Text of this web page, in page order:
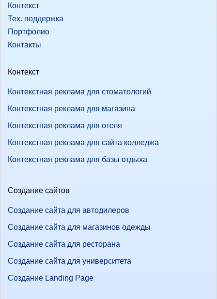
Контекст
Тех. поддержка
Портфолио
Контакты
Контекст
Контекстная реклама для стоматологий
Контекстная реклама для магазина
Контекстная реклама для отеля
Контекстная реклама для сайта колледжа
Контекстная реклама для базы отдыха
Создание сайтов
Создание сайта для автодилеров
Создание сайта для магазинов одежды
Создание сайта для ресторана
Создание сайта для университета
Создание Landing Page